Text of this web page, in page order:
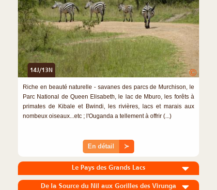
14J/13N ©
Riche en beauté naturelle - savanes des parcs de Murchison, le
Parc National de Queen Elisabeth, le lac de Mburo, les forêts à
primates de Kibale et Bwindi, les rivières, lacs et marais aux
nombeux oiseaux...etc ; l'Ouganda a tellement à offrir (...)
En détail ≻
Le Pays des Grands Lacs
De la Source du Nil aux Gorilles des Virunga